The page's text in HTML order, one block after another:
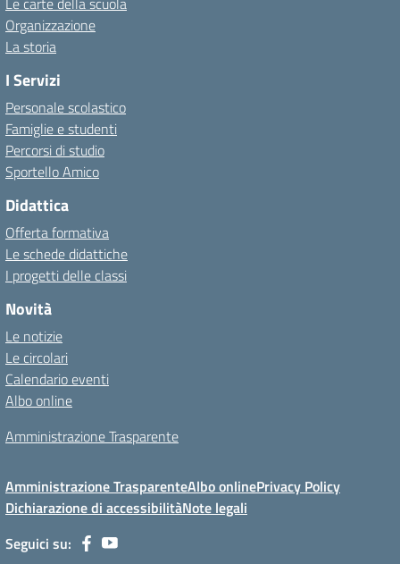
Organizzazione
La storia
I Servizi
Personale scolastico
Famiglie e studenti
Percorsi di studio
Sportello Amico
Didattica
Offerta formativa
Le schede didattiche
I progetti delle classi
Novità
Le notizie
Le circolari
Calendario eventi
Albo online
Amministrazione Trasparente
Amministrazione TrasparenteAlbo onlinePrivacy Policy
Dichiarazione di accessibilitàNote legali
Seguici su: